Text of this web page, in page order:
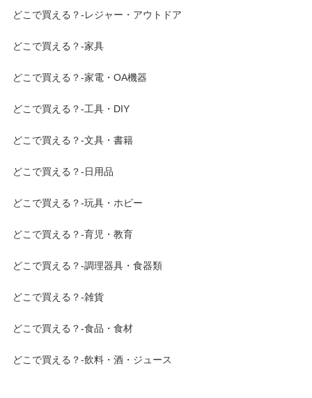
どこで買える？-レジャー・アウトドア
どこで買える？-家具
どこで買える？-家電・OA機器
どこで買える？-工具・DIY
どこで買える？-文具・書籍
どこで買える？-日用品
どこで買える？-玩具・ホビー
どこで買える？-育児・教育
どこで買える？-調理器具・食器類
どこで買える？-雑貨
どこで買える？-食品・食材
どこで買える？-飲料・酒・ジュース